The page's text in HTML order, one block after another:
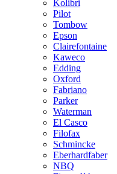
Kolibri
Pilot
Tombow
Epson
Clairefontaine
Kaweco
Edding
Oxford
Fabriano
Parker
Waterman
El Casco
Filofax
Schmincke
Eberhardfaber
NBQ